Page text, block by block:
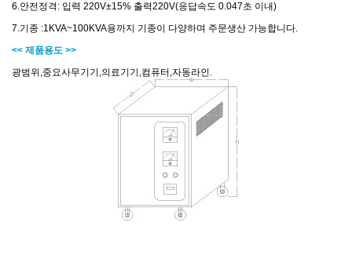
6.안전정격: 입력 220V±15% 출력220V(응답속도 0.047초 이내)
7.기종 :1KVA~100KVA용까지 기종이 다양하며 주문생산 가능합니다.
<< 제품용도 >>
광범위,중요사무기기,의료기기,컴퓨터,자동라인.